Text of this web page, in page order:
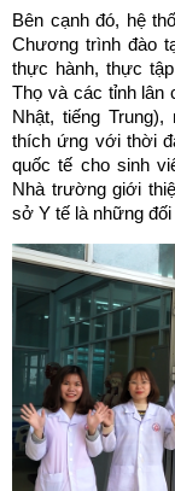
Bên cạnh đó, hệ
Chương trình đào
thực hành, thực
Thọ và các tỉnh lân
Nhật, tiếng
thích ứng với thời
quốc tế cho sinh
Nhà trường giới
sở Y tế là những